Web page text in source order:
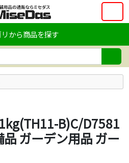
から商品を探す
B)C/D7581
ガーデン用品 ガー